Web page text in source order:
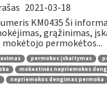
2021-03-18
KM0435 Ši
grąžinimas,
mokėtojo permokėtos...
permokos įskaitymas
mokestinės nepriemokos
nepriemokos dengimas permoka